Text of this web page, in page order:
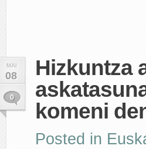
MAI
08
0
Hizkuntza
komeni
Posted in